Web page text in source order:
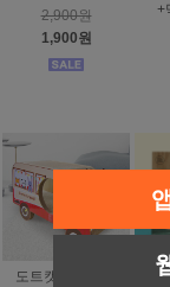
2,900원
1,900원
+
도트캣 스크래처